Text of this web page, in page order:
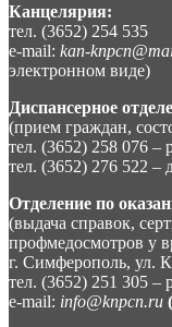
Канцелярия:
тел. (3652) 254 535
e-mail: kan-
электронном виде)
Диспансерное
(прием граждан,
тел. (3652) 258 076 –
тел. (3652) 276 522 –
Отделение по
(выдача справок,
профмедосмотров у
г. Симферополь, ул.
тел. (3652) 251 305 –
e-mail: info@knpcn.ru